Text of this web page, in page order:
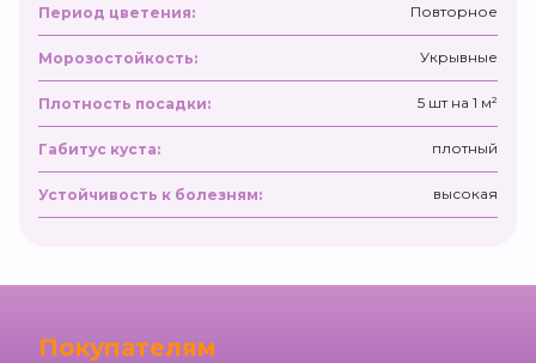
Период цветения: Повторное
Морозостойкость: Укрывные
Плотность посадки: 5 шт на 1 м²
Габитус куста: плотный
Устойчивость к болезням: высокая
Покупателям